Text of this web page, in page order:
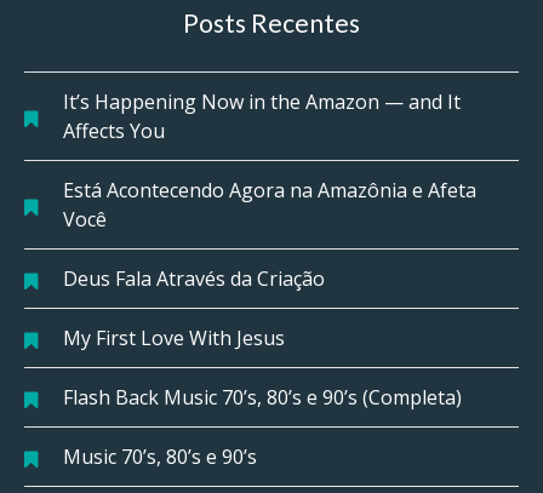
Posts Recentes
It’s Happening Now in the Amazon — and It
Affects You
Está Acontecendo Agora na Amazônia e Afeta
Você
Deus Fala Através da Criação
My First Love With Jesus
Flash Back Music 70’s, 80’s e 90’s (Completa)
Music 70’s, 80’s e 90’s